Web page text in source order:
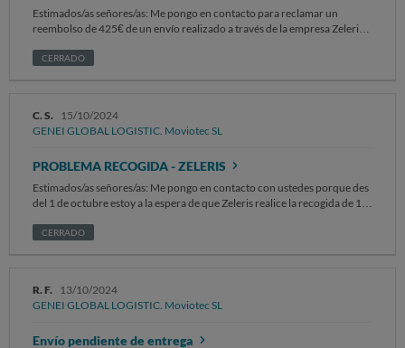
Estimados/as señores/as: Me pongo en contacto para reclamar un
reembolso de 425€ de un envío realizado a través de la empresa Zeleris
12A71F5F034774240F Código Genei: XQCHEQ2D SOLICITO el cobro
CERRADO
C. S. 15/10/2024
GENEI GLOBAL LOGISTIC. Moviotec SL
PROBLEMA RECOGIDA - ZELERIS
Estimados/as señores/as: Me pongo en contacto con ustedes porque des
del 1 de octubre estoy a la espera de que Zeleris realice la recogida de 1
momento. Estoy llamando a Genei todos los días y no me proporcionan
ZELERIS. Sin otro particular, atentamente.
CERRADO
R. F. 13/10/2024
GENEI GLOBAL LOGISTIC. Moviotec SL
Envío pendiente de entrega